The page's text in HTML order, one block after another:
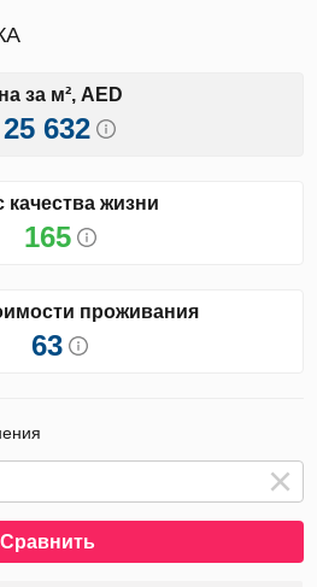
за м², AED
25 632
качества жизни
165
проживания
63
Сравнить